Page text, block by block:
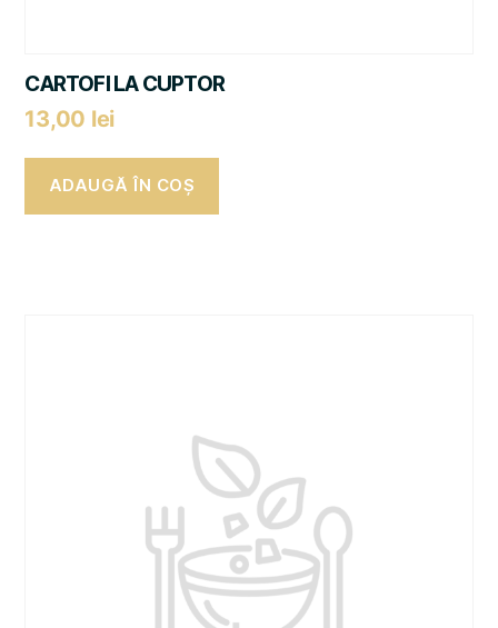
CARTOFI LA CUPTOR
13,00 lei
ADAUGĂ ÎN COȘ